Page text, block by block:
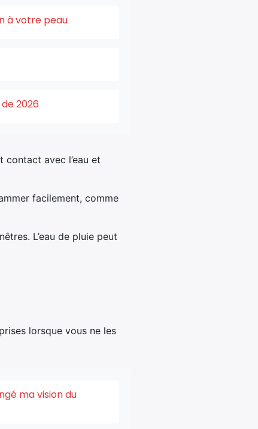
à votre peau
2026
avec l’eau et
facilement, comme
L’eau de pluie peut
lorsque vous ne les
ma vision du